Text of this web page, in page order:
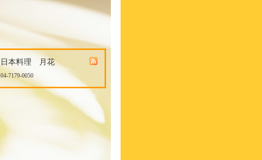
日本料理 月花
04-7179-0050